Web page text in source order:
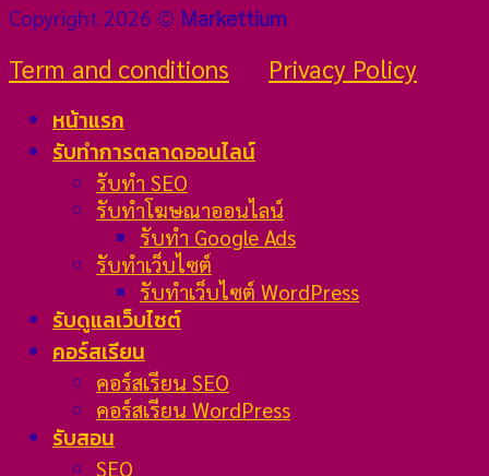
Copyright 2026 © Markettium
Term and conditions Privacy Policy
หน้าแรก
รับทำการตลาดออนไลน์
รับทำ SEO
รับทำโฆษณาออนไลน์
รับทำ Google Ads
รับทำเว็บไซต์
รับทำเว็บไซต์ WordPress
รับดูแลเว็บไซต์
คอร์สเรียน
คอร์สเรียน SEO
คอร์สเรียน WordPress
รับสอน
SEO